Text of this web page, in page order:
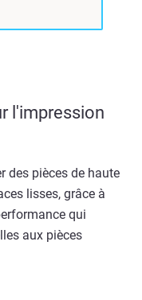
l'impression
des pièces de haute
lisses, grâce à
qui
aux pièces